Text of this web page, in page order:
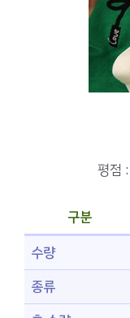
평점
구분
수량
종류